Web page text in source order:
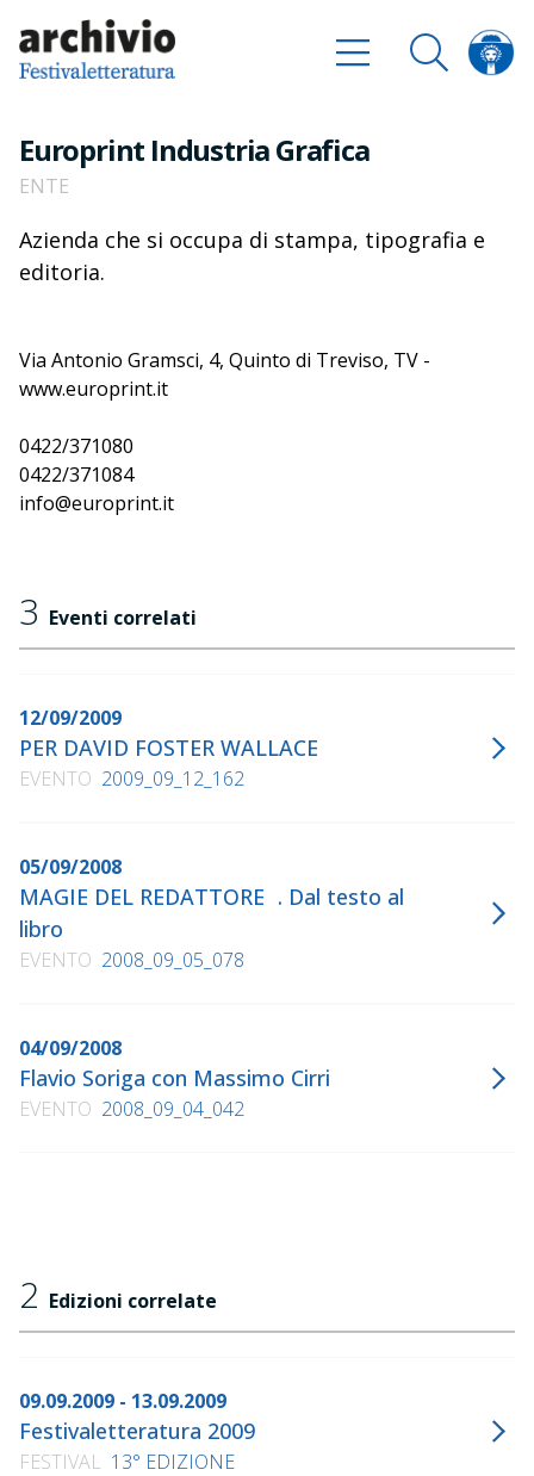
Europrint Industria Grafica
ENTE
Azienda che si occupa di stampa, tipografia e
editoria.
Via Antonio Gramsci, 4, Quinto di Treviso, TV -
www.europrint.it
0422/371080
0422/371084
info@europrint.it
3 Eventi correlati
12/09/2009
PER DAVID FOSTER WALLACE
EVENTO 2009_09_12_162
05/09/2008
MAGIE DEL REDATTORE . Dal testo al
libro
EVENTO 2008_09_05_078
04/09/2008
Flavio Soriga con Massimo Cirri
EVENTO 2008_09_04_042
2 Edizioni correlate
09.09.2009 - 13.09.2009
Festivaletteratura 2009
FESTIVAL 13° EDIZIONE